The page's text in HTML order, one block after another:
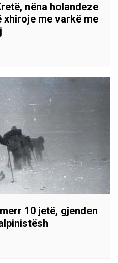
nëna holandeze
xhiroje me varkë me
10 jetë, gjenden